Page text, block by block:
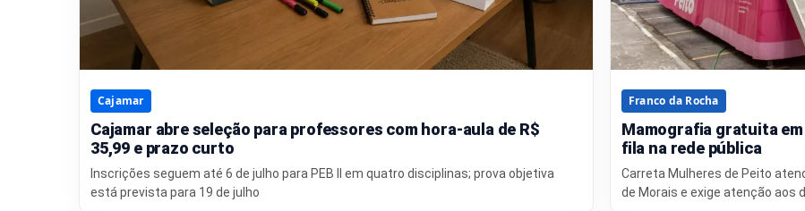
Cajamar
Cajamar abre seleção para professores com hora-aula de R$
35,99 e prazo curto
Inscrições seguem até 6 de julho para PEB II em quatro disciplinas; prova objetiva
está prevista para 19 de julho
Franco da Rocha
Mamografia gratuita
fila na rede pública
Carreta Mulheres de Peito
de Morais e exige atenção aos